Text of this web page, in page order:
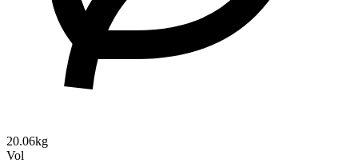
20.06kg
Vol